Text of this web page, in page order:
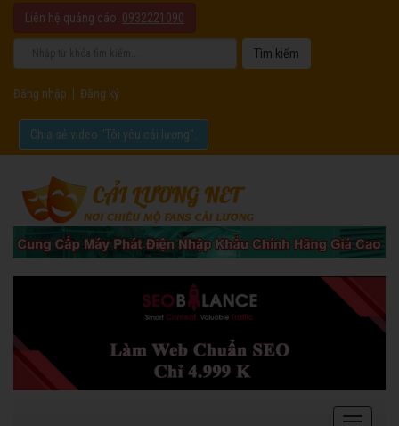
Liên hệ quảng cáo: 0932221090
Đăng nhập Đăng ký
Chia sẻ video "Tôi yêu cải lương".